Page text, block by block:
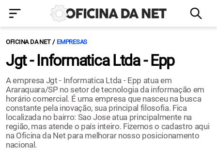
OFICINA DA NET EMPRESAS
Jgt - Informatica Ltda - Epp
A empresa Jgt - Informatica Ltda - Epp atua em
Araraquara/SP no setor de tecnologia da informação em
horário comercial. É uma empresa que nasceu na busca
constante pela inovação, sua principal filosofia. Fica
localizada no bairro: Sao Jose atua principalmente na
região, mas atende o país inteiro. Fizemos o cadastro aqui
na Oficina da Net para melhorar nosso posicionamento
nacional.